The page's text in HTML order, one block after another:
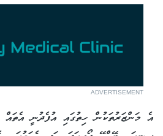
ADVERTISEMENT
އެ މަންޒަރުތަކުން ހިތުގައި އުފެދުނީ